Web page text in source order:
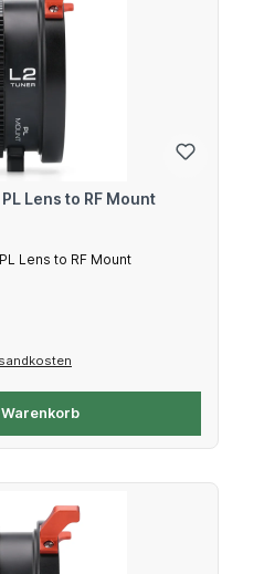
Lens to RF Mount
Lens to RF Mount